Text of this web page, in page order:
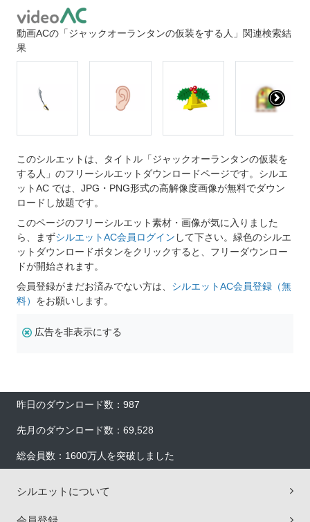
動画ACの「ジャックオーランタンの仮装をする人」関連検索結
果
このシルエットは、タイトル「ジャックオーランタンの仮装を
する人」のフリーシルエットダウンロードページです。シルエ
ットAC では、JPG・PNG形式の高解像度画像が無料でダウン
ロードし放題です。
このページのフリーシルエット素材・画像が気に入りました
ら、まずシルエットAC会員ログイン して下さい。緑色のシルエ
ットダウンロードボタンをクリックすると、フリーダウンロー
ドが開始されます。
会員登録がまだお済みでない方は、 シルエットAC会員登録（無
料） をお願いします。
広告を非表示にする
昨日のダウンロード数：987
先月のダウンロード数：69,528
総会員数：1600万人を突破しました
シルエットについて